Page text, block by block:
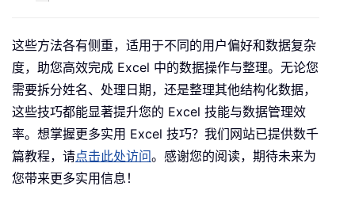
这些方法各有侧重，适用于不同的用户偏好和数据复杂
度，助您高效完成 Excel 中的数据操作与整理。无论您
需要拆分姓名、处理日期，还是整理其他结构化数据，
这些技巧都能显著提升您的 Excel 技能与数据管理效
率。想掌握更多实用 Excel 技巧？我们网站已提供数千
篇教程，请点击此处访问。感谢您的阅读，期待未来为
您带来更多实用信息！